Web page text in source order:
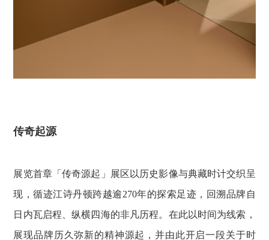
传奇起源
展览首章「传奇源起」展区以历史影像与典藏时计交织呈
现，循迹江诗丹顿跨越逾270年的探索足迹，回溯品牌自
日内瓦启程、纵横四海的非凡历程。在此以时间为线索，
展现品牌历久弥新的精神源起，并由此开启一段关于时